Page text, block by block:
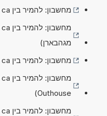
מחשבון: להמיר בין ca לבין קילובארן (סנטיאר לבין קילובארן)
מגהבארן)
מחשבון: להמיר בין ca לבין Shed (סנטיאר לבין Shed)
Outhouse)